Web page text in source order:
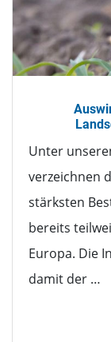
Unter
verzeichnen
stärksten
bereits
Europa. Die
damit der …